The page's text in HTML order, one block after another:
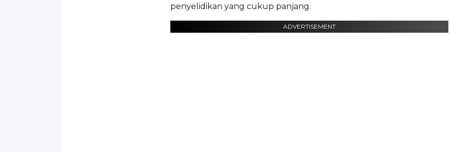
penyelidikan yang cukup panjang.
ADVERTISEMENT